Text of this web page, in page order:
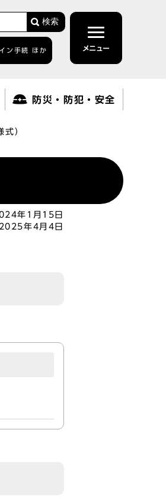
検索
ン手続 ほか メニュー
防災・防犯・安全
）
年1月15日
2025年4月4日